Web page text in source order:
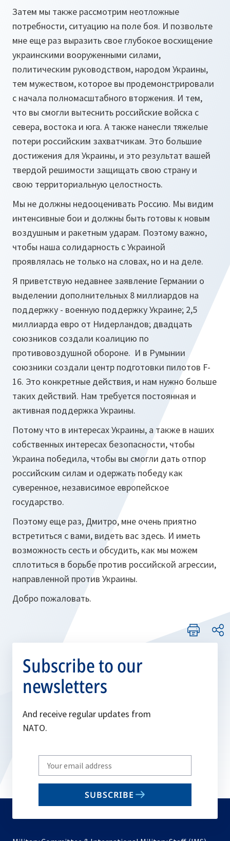
Затем мы также рассмотрим неотложные
потребности, ситуацию на поле боя. И позвольте
мне еще раз выразить свое глубокое восхищение
украинскими вооруженными силами,
политическим руководством, народом Украины,
тем мужеством, которое вы продемонстрировали
с начала полномасштабного вторжения. И тем,
что вы смогли вытеснить российские войска с
севера, востока и юга. А также нанесли тяжелые
потери российским захватчикам. Это большие
достижения для Украины, и это результат вашей
твердой решимости защищать свою страну и
свою территориальную целостность.
Мы не должны недооценивать Россию. Мы видим
интенсивные бои и должны быть готовы к новым
воздушным и ракетным ударам. Поэтому важно,
чтобы наша солидарность с Украиной
проявлялась не только на словах, но и на деле.
Я приветствую недавнее заявление Германии о
выделении дополнительных 8 миллиардов на
поддержку - военную поддержку Украине; 2,5
миллиарда евро от Нидерландов; двадцать
союзников создали коалицию по
противовоздушной обороне. И в Румынии
союзники создали центр подготовки пилотов F-
16. Это конкретные действия, и нам нужно больше
таких действий. Нам требуется постоянная и
активная поддержка Украины.
Потому что в интересах Украины, а также в наших
собственных интересах безопасности, чтобы
Украина победила, чтобы вы смогли дать отпор
российским силам и одержать победу как
суверенное, независимое европейское
государство.
Поэтому еще раз, Дмитро, мне очень приятно
встретиться с вами, видеть вас здесь. И иметь
возможность сесть и обсудить, как мы можем
сплотиться в борьбе против российской агрессии,
направленной против Украины.
Добро пожаловать.
Subscribe to our
newsletters
And receive regular updates from
NATO.
Write
your
email
SUBSCRIBE